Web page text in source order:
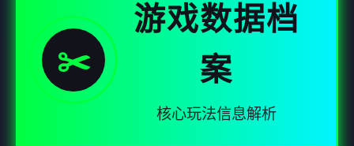
✂️
游戏数据档
案
核心玩法信息解析